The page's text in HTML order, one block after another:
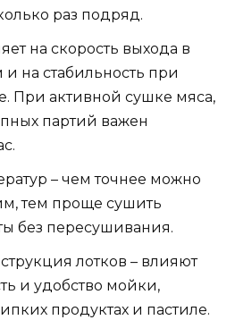
раз подряд.
на скорость выхода в
на стабильность при
При активной сушке мяса,
партий важен
– чем точнее можно
тем проще сушить
без пересушивания.
лотков – влияют
и удобство мойки,
продуктах и пастиле.